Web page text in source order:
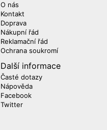
O nás
Kontakt
Doprava
Nákupní řád
Reklamační řád
Ochrana soukromí
Další informace
Časté dotazy
Nápověda
Facebook
Twitter